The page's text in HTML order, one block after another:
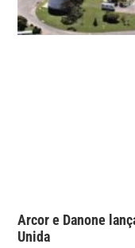
Arcor e Danone
Unida